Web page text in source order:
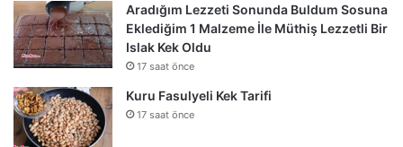
Aradığım Lezzeti Sonunda Buldum Sosuna
Eklediğim 1 Malzeme İle Müthiş Lezzetli Bir
Islak Kek Oldu
17 saat önce
Kuru Fasulyeli Kek Tarifi
17 saat önce